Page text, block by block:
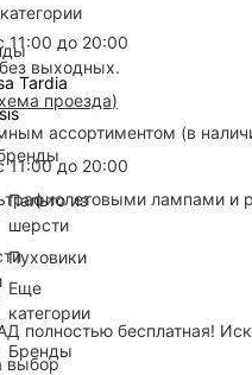
Tardia
Пальто из
шерсти
Пуховики
Еще
категории
Бренды
11:00 до 20:00
выходных.
проезда)
ассортиментом (в
11:00 до 20:00
лампами и
полностью бесплатная!
выбор